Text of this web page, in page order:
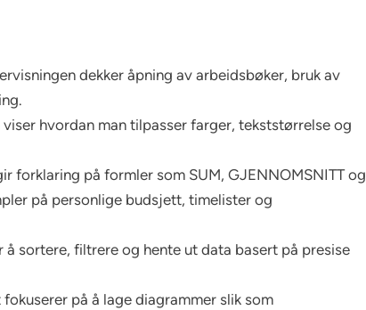
dekker åpning av arbeidsbøker, bruk av
hvordan man tilpasser farger, tekststørrelse og
forklaring på formler som SUM, GJENNOMSNITT og
på personlige budsjett, timelister og
sortere, filtrere og hente ut data basert på presise
på å lage diagrammer slik som